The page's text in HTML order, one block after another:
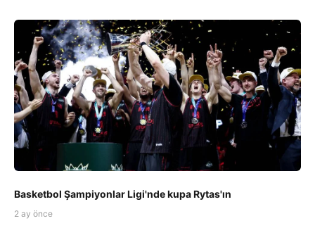
Basketbol Şampiyonlar Ligi'nde kupa Rytas'ın
2 ay önce